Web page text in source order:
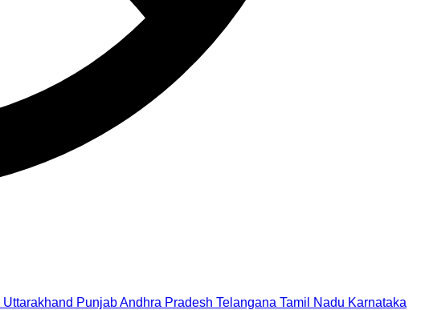
Uttarakhand PunjabAndhra Pradesh Telangana Tamil Nadu Karnataka